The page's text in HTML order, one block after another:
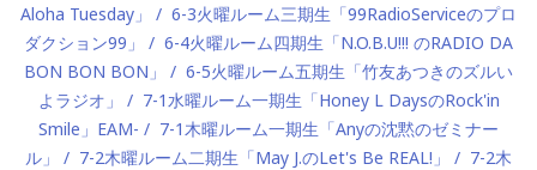
Aloha Tuesday」
6-3火曜ルーム三期生「99RadioServiceのプロ
ダクション99」
6-4火曜ルーム四期生「N.O.B.U!!! のRADIO DA
BON BON BON」
6-5火曜ルーム五期生「竹友あつきのズルい
よラジオ」
7-1水曜ルーム一期生「Honey L DaysのRock'in
Smile」EAM-
7-1木曜ルーム一期生「Anyの沈黙のゼミナー
ル」
7-2木曜ルーム二期生「May J.のLet's Be REAL!」
7-2木